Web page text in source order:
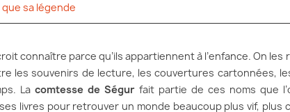
sa légende
connaître parce qu’ils appartiennent à l’enfance. On
les souvenirs de lecture, les couvertures cartonnées,
Lacomtesse de Ségur fait partie de ces noms que
livres pour retrouver un monde beaucoup plus vif, plus